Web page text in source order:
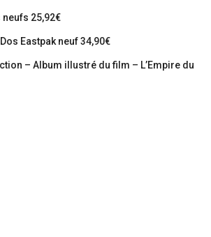
25,92€
Eastpak neuf 34,90€
– Album illustré du film – L’Empire du